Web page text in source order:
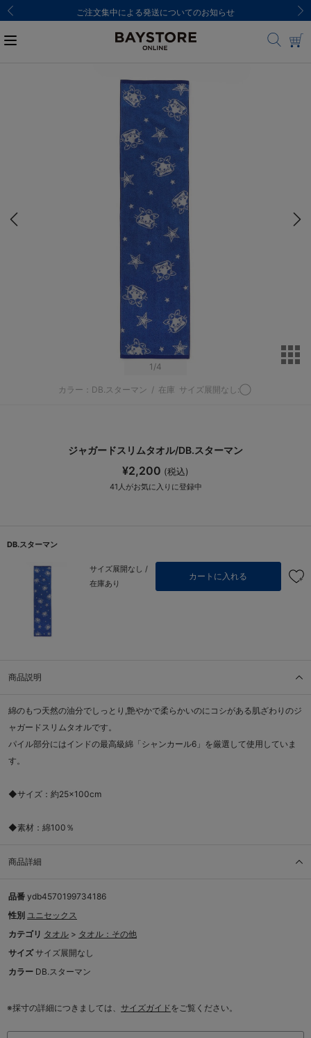
ご注文集中による発送についてのお知らせ
1 /4
カラー：DB.スターマン / 在庫 サイズ展開なし:◯
ジャガードスリムタオル/DB.スターマン
¥2,200 (税込)
41 人がお気に入りに登録中
DB.スターマン
サイズ展開なし /
在庫あり
カートに入れる
商品説明
綿のもつ天然の油分でしっとり,艶やかで柔らかいのにコシがある肌ざわりのジ
ャガードスリムタオルです。
パイル部分にはインドの最高級綿「シャンカール6」を厳選して使用していま
す。
◆サイズ：約25×100cm
◆素材：綿100％
商品詳細
品番 ydb4570199734186
性別 ユニセックス
カテゴリ タオル > タオル：その他
サイズ サイズ展開なし
カラー DB.スターマン
※採寸の詳細につきましては、 サイズガイドをご覧ください。